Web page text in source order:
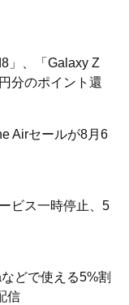
」、「Galaxy Z
分のポイント還
Airセールが8月6
ビス一時停止、5
どで使える5%割
信